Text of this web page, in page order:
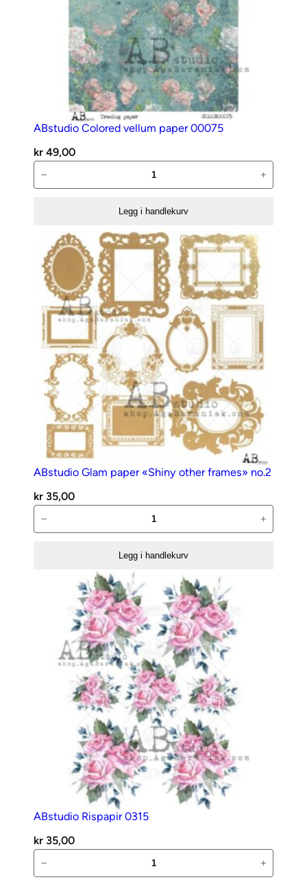
ABstudio Colored vellum paper 00075
kr 49,00
Colored
00075
antall
− +
Legg i handlekurv
ABstudio Glam paper «Shiny other frames» no.2
kr 35,00
Glam
− +
Legg i handlekurv
ABstudio Rispapir 0315
kr 35,00
Rispapir
− +